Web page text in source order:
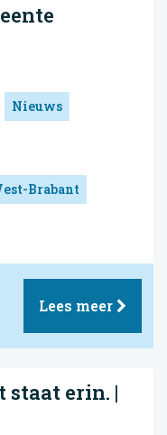
Nieuws
Brabant
Lees meer
staat erin. |